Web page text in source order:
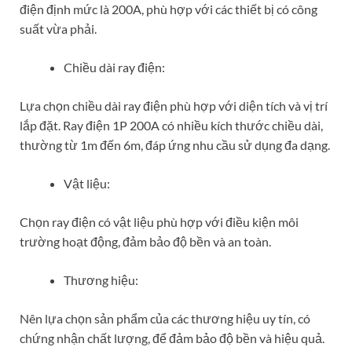
điện định mức là 200A, phù hợp với các thiết bị có công
suất vừa phải.
Chiều dài ray điện:
Lựa chọn chiều dài ray điện phù hợp với diện tích và vị trí
lắp đặt. Ray điện 1P 200A có nhiều kích thước chiều dài,
thường từ 1m đến 6m, đáp ứng nhu cầu sử dụng đa dạng.
Vật liệu:
Chọn ray điện có vật liệu phù hợp với điều kiện môi
trường hoạt động, đảm bảo độ bền và an toàn.
Thương hiệu:
Nên lựa chọn sản phẩm của các thương hiệu uy tín, có
chứng nhận chất lượng, để đảm bảo độ bền và hiệu quả.